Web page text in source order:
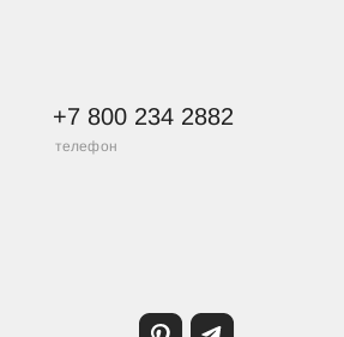
+7 800 234 2882
телефон